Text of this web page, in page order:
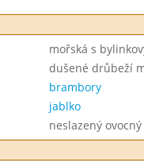
mořská s
dušené drůbeží
brambory
jablko
neslazený